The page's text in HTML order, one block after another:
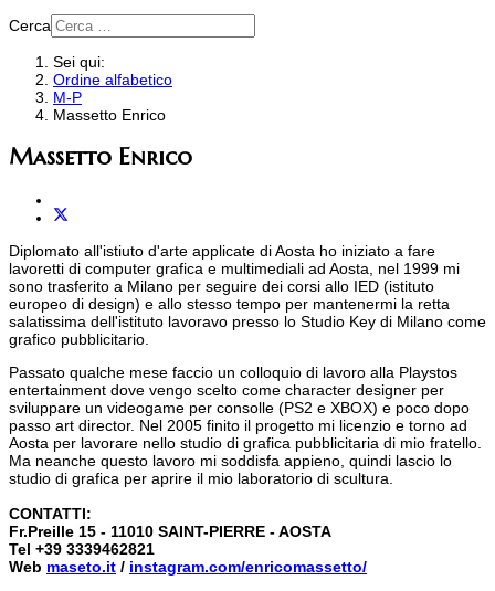
Cerca
Sei qui:
Ordine alfabetico
M-P
Massetto Enrico
Massetto Enrico
Diplomato all'istiuto d'arte applicate di Aosta ho iniziato a fare
lavoretti di computer grafica e multimediali ad Aosta, nel 1999 mi
sono trasferito a Milano per seguire dei corsi allo IED (istituto
europeo di design) e allo stesso tempo per mantenermi la retta
salatissima dell'istituto lavoravo presso lo Studio Key di Milano come
grafico pubblicitario.
Passato qualche mese faccio un colloquio di lavoro alla Playstos
entertainment dove vengo scelto come character designer per
sviluppare un videogame per consolle (PS2 e XBOX) e poco dopo
passo art director. Nel 2005 finito il progetto mi licenzio e torno ad
Aosta per lavorare nello studio di grafica pubblicitaria di mio fratello.
Ma neanche questo lavoro mi soddisfa appieno, quindi lascio lo
studio di grafica per aprire il mio laboratorio di scultura.
CONTATTI:
Fr.Preille 15 - 11010 SAINT-PIERRE - AOSTA
Tel +39 3339462821
Web maseto.it / instagram.com/enricomassetto/